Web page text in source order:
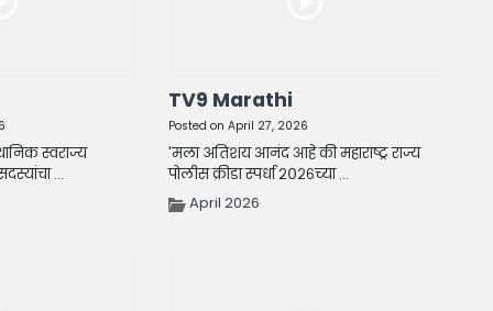
स्वराज्य
...
TV9 Marathi
Posted on April 27, 2026
'मला अतिशय आनंद आहे की महाराष्ट्र राज्य
पोलीस क्रीडा स्पर्धा २०२६च्या ...
April 2026